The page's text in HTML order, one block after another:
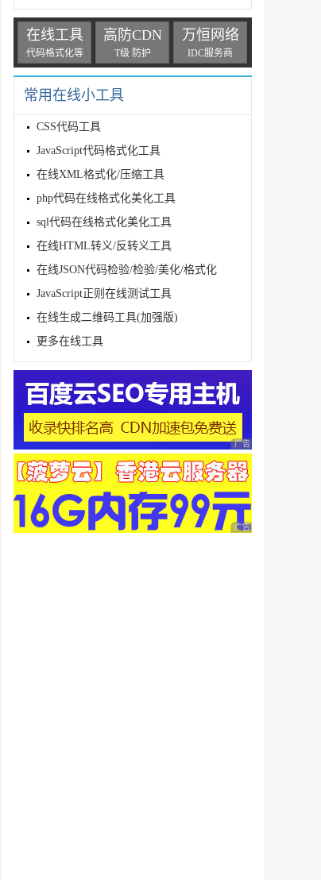
{
{
在线工具
代码格式化等
高防CDN
T级 防护
万恒网络
IDC服务商
常用在线小工具
CSS代码工具
JavaScript代码格式化工具
在线XML格式化/压缩工具
php代码在线格式化美化工具
sql代码在线格式化美化工具
在线HTML转义/反转义工具
在线JSON代码检验/检验/美化/格式化
JavaScript正则在线测试工具
在线生成二维码工具(加强版)
更多在线工具
广告 商业广告，理性
广告 商业广告，理性